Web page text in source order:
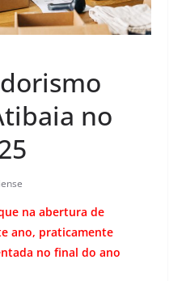
no
na abertura de
ano, praticamente
no final do ano